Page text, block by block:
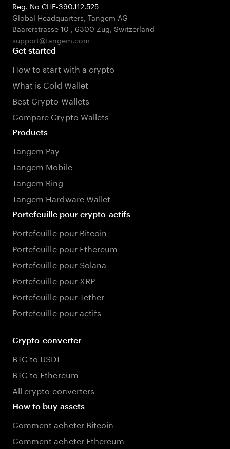
Reg. No CHE-390.112.525
Global Headquarters, Tangem AG
Baarerstrasse 10 , 6300 Zug, Switzerland
support@tangem.com
Get started
How to start with a crypto
What is Cold Wallet
Best Crypto Wallets
Compare Crypto Wallets
Products
Tangem Pay
Tangem Mobile
Tangem Ring
Tangem Hardware Wallet
Portefeuille pour crypto-actifs
Portefeuille pour Bitcoin
Portefeuille pour Ethereum
Portefeuille pour Solana
Portefeuille pour XRP
Portefeuille pour Tether
Portefeuille pour actifs
Crypto-converter
BTC to USDT
BTC to Ethereum
All crypto converters
How to buy assets
Comment acheter Bitcoin
Comment acheter Ethereum